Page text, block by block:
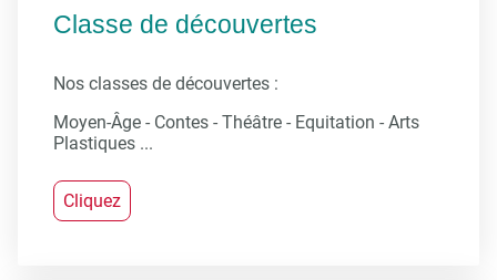
Classe de découvertes
Nos classes de découvertes :
Moyen-Âge - Contes - Théâtre - Equitation - Arts
Plastiques ...
Cliquez